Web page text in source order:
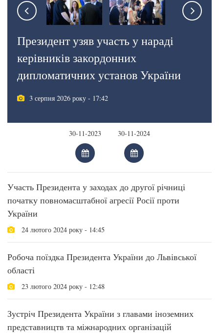
Президент узяв участь у нараді
керівників закордонних
дипломатичних установ України
3 серпня 2026 року - 17:42
Участь Президента у заходах до другої річниці
початку повномасштабної агресії Росії проти
України
24 лютого 2024 року - 14:45
Робоча поїздка Президента України до Львівської
області
23 лютого 2024 року - 12:48
Зустріч Президента України з главами іноземних
представництв та міжнародних організацій